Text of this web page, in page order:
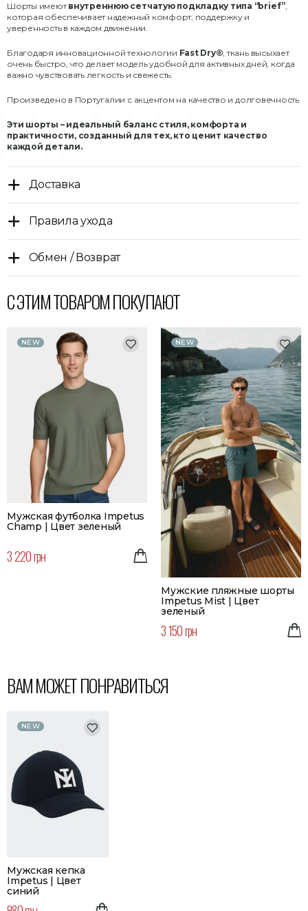
Шорты имеютвнутреннюю сетчатую подкладку типа “brief”,
которая обеспечивает надежный комфорт, поддержку и
уверенность в каждом движении.
Благодаря инновационной технологии Fast Dry®, ткань высыхает
очень быстро, что делает модель удобной для активных дней, когда
важно чувствовать легкость и свежесть.
Произведено в Португалии с акцентом на качество и долговечность
Эти шорты – идеальный баланс стиля, комфорта и
практичности, созданный для тех, кто ценит качество
каждой детали.
Доставка
Правила ухода
Обмен / Возврат
С ЭТИМ ТОВАРОМ ПОКУПАЮТ
NEW
Мужская футболка Impetus
Champ | Цвет зеленый
3 220 грн
NEW
Мужские пляжные шорты
Impetus Mist | Цвет
зеленый
3 150 грн
ВАМ МОЖЕТ ПОНРАВИТЬСЯ
NEW
Мужская кепка
Impetus | Цвет
синий